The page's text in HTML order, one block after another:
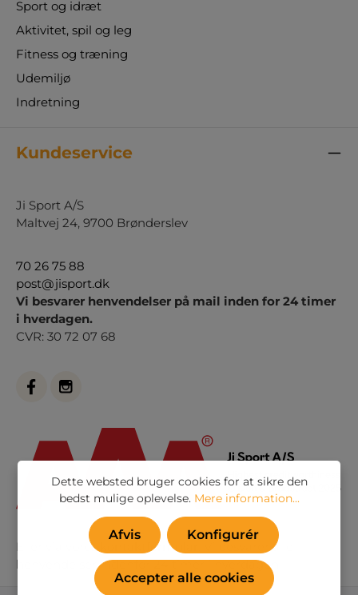
Sport og idræt
Aktivitet, spil og leg
Fitness og træning
Udemiljø
Indretning
Kundeservice
Ji Sport A/S
Maltvej 24, 9700 Brønderslev
70 26 75 88
post@jisport.dk
Vi besvarer henvendelser på mail inden for 24 timer
i hverdagen.
CVR: 30 72 07 68
Eller via vores kontaktformular
. Vi besvarer alle
henvendelser indenfor 24 timer i hverdagen
Dette websted bruger cookies for at sikre den
bedst mulige oplevelse. Mere information...
Afvis Konfigurér
Accepter alle cookies